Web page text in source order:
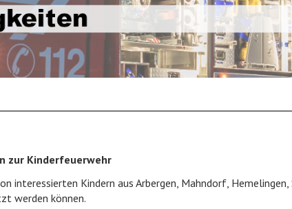
zur Kinderfeuerwehr
Kindern aus Arbergen, Mahndorf, Hemelingen,
werden können.